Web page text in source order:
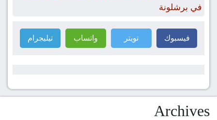
في برشلونة
فيسبوك تويتر واتساب تيليجرام
Archives